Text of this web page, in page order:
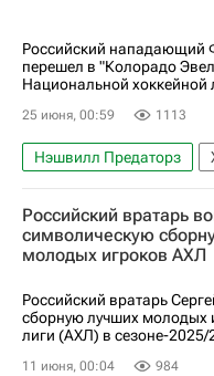
Российский нападающий
перешел в "Колорадо
Национальной хоккейной
25 июня, 00:59 1113
Нэшвилл Предаторз
Федор Свечков
Национальная
КХЛ 2025-2026
Российский вратарь
символическую
молодых игроков АХЛ
Российский вратарь
сборную лучших молодых
лиги (АХЛ) в сезоне-2025/
11 июня, 00:04 984